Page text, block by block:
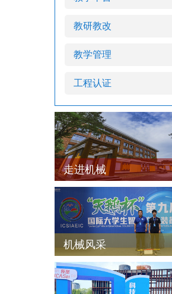
教研教改
教学管理
工程认证
走进机械
机械风采